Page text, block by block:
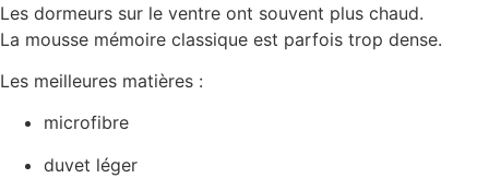
Les dormeurs sur le ventre ont souvent plus chaud.
La mousse mémoire classique est parfois trop dense.
Les meilleures matières :
microfibre
duvet léger